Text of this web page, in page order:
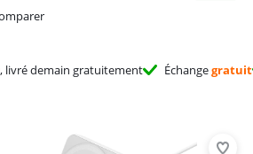
, livré demain gratuitement Échangegratuit